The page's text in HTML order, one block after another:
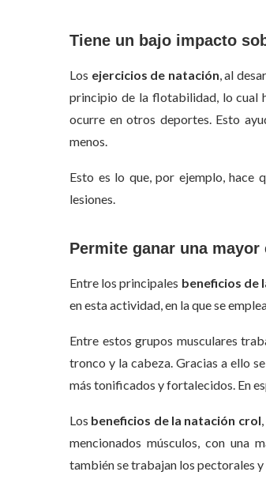
Tiene un bajo impacto
Los ejercicios de natación, al
principio de la flotabilidad, lo cual
ocurre en otros deportes. Esto
menos.
Esto es lo que, por ejemplo, hace
lesiones.
Permite ganar una
Entre los principales beneficios de
en esta actividad, en la que se
Entre estos grupos musculares
tronco y la cabeza. Gracias a ello
más tonificados y fortalecidos. En
Los beneficios de la natación crol
mencionados músculos, con una
también se trabajan los pectorales y